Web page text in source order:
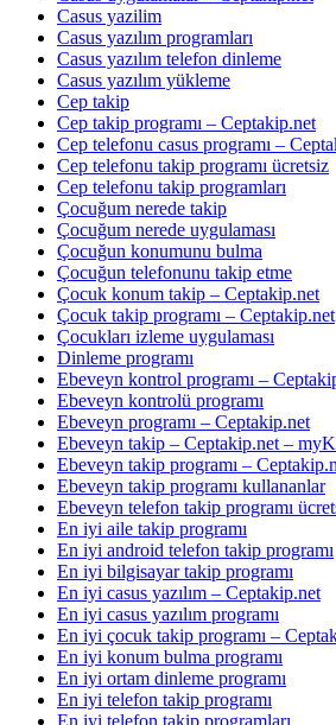
Casus yazilim
Casus yazılım programları
Casus yazılım telefon dinleme
Casus yazılım yükleme
Cep takip
Cep takip programı – Ceptakip.net
Cep telefonu casus programı –
Cep telefonu takip programı ücretsiz
Cep telefonu takip programları
Çocuğum nerede takip
Çocuğum nerede uygulaması
Çocuğun konumunu bulma
Çocuğun telefonunu takip etme
Çocuk konum takip – Ceptakip.net
Çocuk takip programı – Ceptakip.net
Çocukları izleme uygulaması
Dinleme programı
Ebeveyn kontrol programı –
Ebeveyn kontrolü programı
Ebeveyn programı – Ceptakip.net
Ebeveyn takip – Ceptakip.net –
Ebeveyn takip programı –
Ebeveyn takip programı kullananlar
Ebeveyn telefon takip programı
En iyi aile takip programı
En iyi android telefon takip programı
En iyi bilgisayar takip programı
En iyi casus yazılım – Ceptakip.net
En iyi casus yazılım programı
En iyi çocuk takip programı –
En iyi konum bulma programı
En iyi ortam dinleme programı
En iyi telefon takip programı
En iyi telefon takip programları